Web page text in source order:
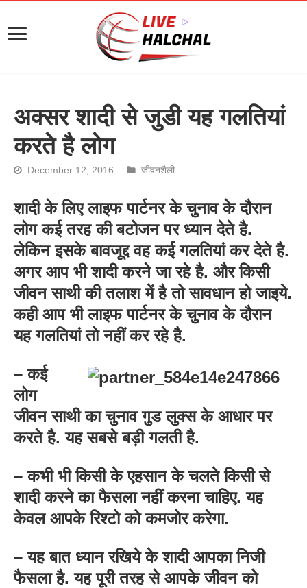
अक्सर शादी से जुडी यह गलतियां
करते है लोग
December 12, 2016 जीवनशैली
शादी के लिए लाइफ पार्टनर के चुनाव के दौरान
लोग कई तरह की बटोजन पर ध्यान देते है.
लेकिन इसके बावजूद्द वह कई गलतियां कर देते है.
अगर आप भी शादी करने जा रहे है. और किसी
जीवन साथी की तलाश में है तो सावधान हो जाइये.
कही आप भी लाइफ पार्टनर के चुनाव के दौरान
यह गलतियां तो नहीं कर रहे है.
– कई
लोग
जीवन साथी का चुनाव गुड लुक्स के आधार पर
करते है. यह सबसे बड़ी गलती है.
– कभी भी किसी के एहसान के चलते किसी से
शादी करने का फैसला नहीं करना चाहिए. यह
केवल आपके रिश्टो को कमजोर करेगा.
– यह बात ध्यान रखिये के शादी आपका निजी
फैसला है. यह पूरी तरह से आपके जीवन को